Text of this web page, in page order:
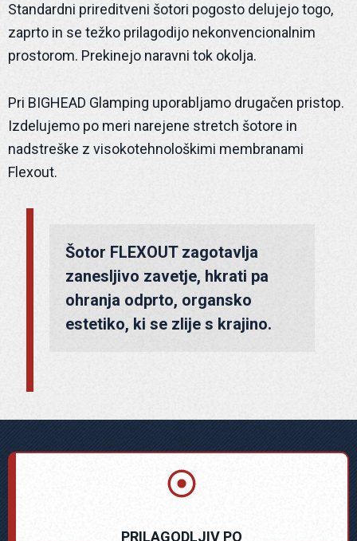
Standardni prireditveni šotori pogosto delujejo togo,
zaprto in se težko prilagodijo nekonvencionalnim
prostorom. Prekinejo naravni tok okolja.
Pri BIGHEAD Glamping uporabljamo drugačen pristop.
Izdelujemo po meri narejene stretch šotore in
nadstreške z visokotehnološkimi membranami
Flexout.
Šotor FLEXOUT zagotavlja
zanesljivo zavetje, hkrati pa
ohranja odprto, organsko
estetiko, ki se zlije s krajino.
PRILAGODLJIV PO